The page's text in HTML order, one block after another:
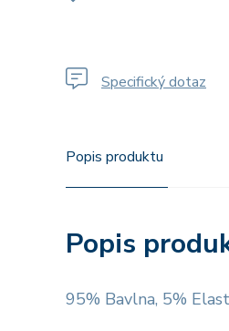
Specifický dotaz
Popis produktu
Popis
95% Bavlna, 5%